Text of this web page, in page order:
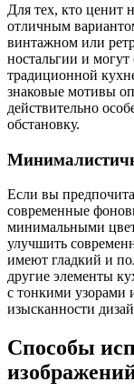
Для тех, кто ценит
отличным
винтажном или
ностальгии и могут
традиционной
знаковые мотивы
действительно
обстановку.
Если вы
современные
минимальными
улучшить
имеют гладкий и
другие элементы
с тонкими узорами
изысканности
Способы